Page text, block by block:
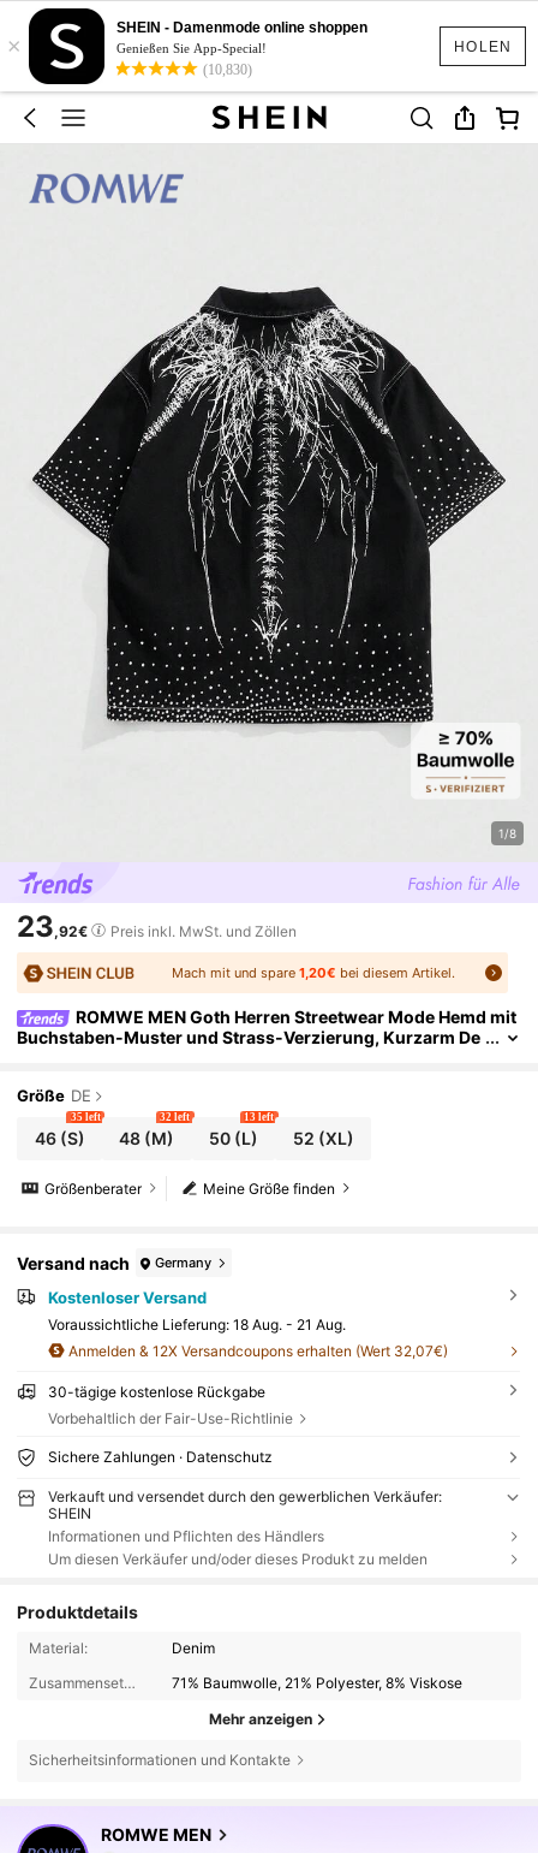
HOLEN
×
SHEIN - Damenmode online shoppen
Genießen Sie App-Special!
(10,830)
1/8
23,92€ Preis inkl. MwSt. und Zöllen
Mach mit und spare 1,20€ bei diesem Artikel.
ROMWE MEN Goth Herren Streetwear Mode Hemd mit
Buchstaben-Muster und Strass-Verzierung, Kurzarm De
Größe DE
46(S)
35 left
48 (M)
32 left
50(L)
13 left
52 (XL)
Meine Größe finden
Größenberater
Versand nach Germany
Kostenloser Versand
Voraussichtliche Lieferung: 18 Aug. - 21 Aug.
Anmelden & 12X Versandcoupons erhalten (Wert 32,07€)
30-tägige kostenlose Rückgabe
Vorbehaltlich der Fair-Use-Richtlinie
Sichere Zahlungen · Datenschutz
Verkauft und versendet durch den gewerblichen Verkäufer:
SHEIN
Informationen und Pflichten des Händlers
Um diesen Verkäufer und/oder dieses Produkt zu melden
Produktdetails
Material:
Denim
Zusammensetzung:
71% Baumwolle, 21% Polyester, 8% Viskose
Mehr anzeigen
Sicherheitsinformationen und Kontakte
ROMWE MEN
f***8bezahlt Vor 1 Tag